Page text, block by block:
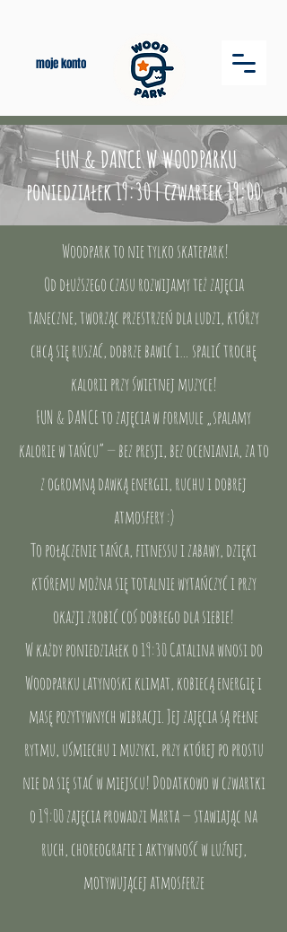
moje konto
FUN & DANCE W WOODPARKU
poniedziałek 19:30 | czwartek 19:00
​Woodpark to nie tylko skatepark!
Od dłuższego czasu rozwijamy też zajęcia
taneczne, tworząc przestrzeń dla ludzi, którzy
chcą się ruszać, dobrze bawić i… spalić trochę
kalorii przy świetnej muzyce!
​FUN & DANCE to zajęcia w formule „spalamy
kalorie w tańcu” — bez presji, bez oceniania, za to
z ogromną dawką energii, ruchu i dobrej
atmosfery :)
To połączenie tańca, fitnessu i zabawy, dzięki
któremu można się totalnie wytańczyć i przy
okazji zrobić coś dobrego dla siebie!
​W każdy poniedziałek o 19:30 Catalina wnosi do
Woodparku latynoski klimat, kobiecą energię i
masę pozytywnych wibracji. Jej zajęcia są pełne
rytmu, uśmiechu i muzyki, przy której po prostu
nie da się stać w miejscu! ​Dodatkowo w czwartki
o 19:00 zajęcia prowadzi Marta — stawiając na
ruch, choreografie i aktywność w luźnej,
motywującej atmosferze